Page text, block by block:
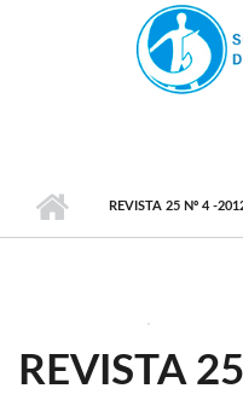
REVISTA 25 Nº 4 -
REVISTA